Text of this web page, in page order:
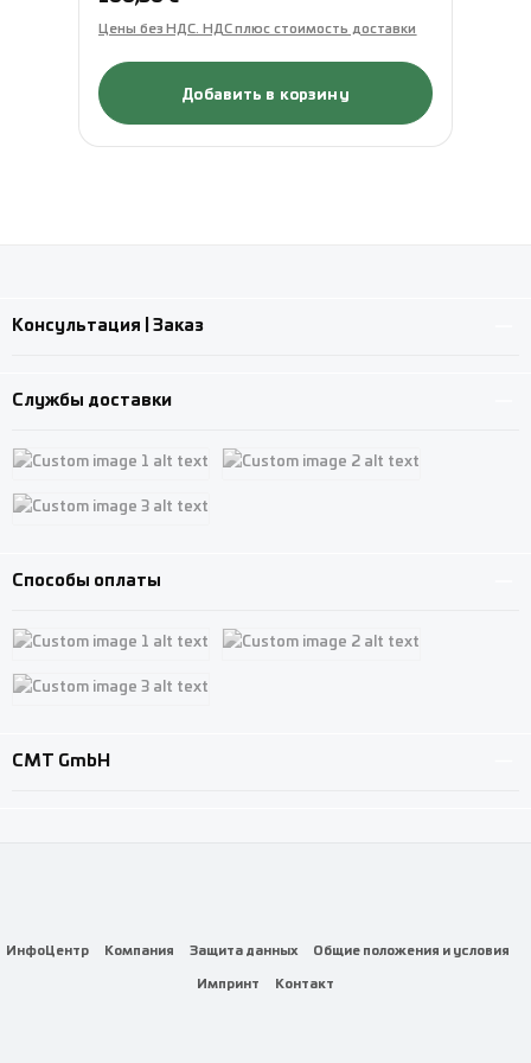
Цены без НДС. НДС плюс стоимость доставки
Добавить в корзину
Консультация | Заказ
Службы доставки
Custom image 1
Способы оплаты
Custom image 1
CMT GmbH
ИнфоЦентр Компания Защита данных
Общие положения и условия
Импринт
Контакт